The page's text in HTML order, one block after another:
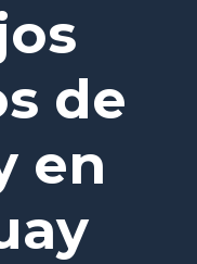
de
en